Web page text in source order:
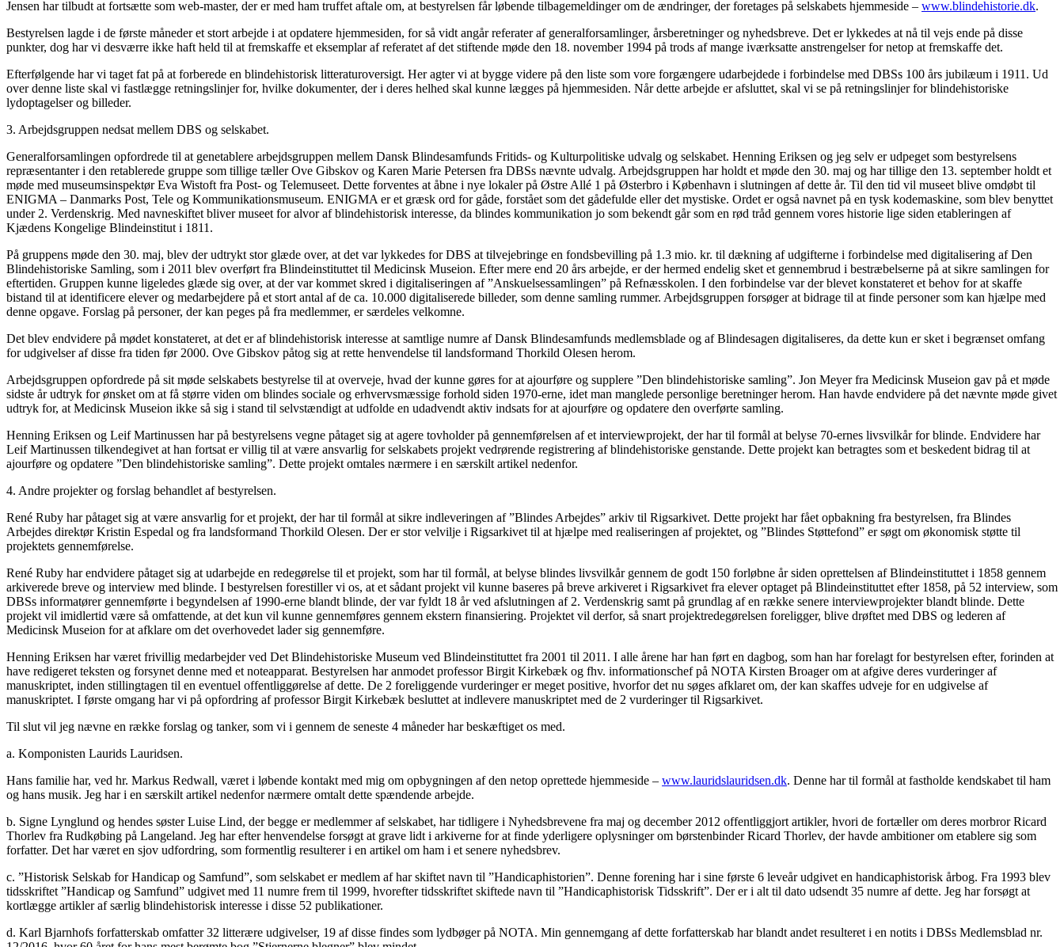
Jensen har tilbudt at fortsætte som web-master, der er med ham truffet aftale om, at bestyrelsen får løbende tilbagemeldinger om de ændringer, der foretages på selskabets hjemmeside – www.blindehistorie.dk.
Bestyrelsen lagde i de første måneder et stort arbejde i at opdatere hjemmesiden, for så vidt angår referater af generalforsamlinger, årsberetninger og nyhedsbreve. Det er lykkedes at nå til vejs ende på disse
punkter, dog har vi desværre ikke haft held til at fremskaffe et eksemplar af referatet af det stiftende møde den 18. november 1994 på trods af mange iværksatte anstrengelser for netop at fremskaffe det.
Efterfølgende har vi taget fat på at forberede en blindehistorisk litteraturoversigt. Her agter vi at bygge videre på den liste som vore forgængere udarbejdede i forbindelse med DBSs 100 års jubilæum i 1911. Ud
over denne liste skal vi fastlægge retningslinjer for, hvilke dokumenter, der i deres helhed skal kunne lægges på hjemmesiden. Når dette arbejde er afsluttet, skal vi se på retningslinjer for blindehistoriske
lydoptagelser og billeder.
3. Arbejdsgruppen nedsat mellem DBS og selskabet.
Generalforsamlingen opfordrede til at genetablere arbejdsgruppen mellem Dansk Blindesamfunds Fritids- og Kulturpolitiske udvalg og selskabet. Henning Eriksen og jeg selv er udpeget som bestyrelsens
repræsentanter i den retablerede gruppe som tillige tæller Ove Gibskov og Karen Marie Petersen fra DBSs nævnte udvalg. Arbejdsgruppen har holdt et møde den 30. maj og har tillige den 13. september holdt et
møde med museumsinspektør Eva Wistoft fra Post- og Telemuseet. Dette forventes at åbne i nye lokaler på Østre Allé 1 på Østerbro i København i slutningen af dette år. Til den tid vil museet blive omdøbt til
ENIGMA – Danmarks Post, Tele og Kommunikationsmuseum. ENIGMA er et græsk ord for gåde, forstået som det gådefulde eller det mystiske. Ordet er også navnet på en tysk kodemaskine, som blev benyttet
under 2. Verdenskrig. Med navneskiftet bliver museet for alvor af blindehistorisk interesse, da blindes kommunikation jo som bekendt går som en rød tråd gennem vores historie lige siden etableringen af
Kjædens Kongelige Blindeinstitut i 1811.
På gruppens møde den 30. maj, blev der udtrykt stor glæde over, at det var lykkedes for DBS at tilvejebringe en fondsbevilling på 1.3 mio. kr. til dækning af udgifterne i forbindelse med digitalisering af Den
Blindehistoriske Samling, som i 2011 blev overført fra Blindeinstituttet til Medicinsk Museion. Efter mere end 20 års arbejde, er der hermed endelig sket et gennembrud i bestræbelserne på at sikre samlingen for
eftertiden. Gruppen kunne ligeledes glæde sig over, at der var kommet skred i digitaliseringen af ”Anskuelsessamlingen” på Refnæsskolen. I den forbindelse var der blevet konstateret et behov for at skaffe
bistand til at identificere elever og medarbejdere på et stort antal af de ca. 10.000 digitaliserede billeder, som denne samling rummer. Arbejdsgruppen forsøger at bidrage til at finde personer som kan hjælpe med
denne opgave. Forslag på personer, der kan peges på fra medlemmer, er særdeles velkomne.
Det blev endvidere på mødet konstateret, at det er af blindehistorisk interesse at samtlige numre af Dansk Blindesamfunds medlemsblade og af Blindesagen digitaliseres, da dette kun er sket i begrænset omfang
for udgivelser af disse fra tiden før 2000. Ove Gibskov påtog sig at rette henvendelse til landsformand Thorkild Olesen herom.
Arbejdsgruppen opfordrede på sit møde selskabets bestyrelse til at overveje, hvad der kunne gøres for at ajourføre og supplere ”Den blindehistoriske samling”. Jon Meyer fra Medicinsk Museion gav på et møde
sidste år udtryk for ønsket om at få større viden om blindes sociale og erhvervsmæssige forhold siden 1970-erne, idet man manglede personlige beretninger herom. Han havde endvidere på det nævnte møde givet
udtryk for, at Medicinsk Museion ikke så sig i stand til selvstændigt at udfolde en udadvendt aktiv indsats for at ajourføre og opdatere den overførte samling.
Henning Eriksen og Leif Martinussen har på bestyrelsens vegne påtaget sig at agere tovholder på gennemførelsen af et interviewprojekt, der har til formål at belyse 70-ernes livsvilkår for blinde. Endvidere har
Leif Martinussen tilkendegivet at han fortsat er villig til at være ansvarlig for selskabets projekt vedrørende registrering af blindehistoriske genstande. Dette projekt kan betragtes som et beskedent bidrag til at
ajourføre og opdatere ”Den blindehistoriske samling”. Dette projekt omtales nærmere i en særskilt artikel nedenfor.
4. Andre projekter og forslag behandlet af bestyrelsen.
René Ruby har påtaget sig at være ansvarlig for et projekt, der har til formål at sikre indleveringen af ”Blindes Arbejdes” arkiv til Rigsarkivet. Dette projekt har fået opbakning fra bestyrelsen, fra Blindes
Arbejdes direktør Kristin Espedal og fra landsformand Thorkild Olesen. Der er stor velvilje i Rigsarkivet til at hjælpe med realiseringen af projektet, og ”Blindes Støttefond” er søgt om økonomisk støtte til
projektets gennemførelse.
René Ruby har endvidere påtaget sig at udarbejde en redegørelse til et projekt, som har til formål, at belyse blindes livsvilkår gennem de godt 150 forløbne år siden oprettelsen af Blindeinstituttet i 1858 gennem
arkiverede breve og interview med blinde. I bestyrelsen forestiller vi os, at et sådant projekt vil kunne baseres på breve arkiveret i Rigsarkivet fra elever optaget på Blindeinstituttet efter 1858, på 52 interview, som
DBSs informatører gennemførte i begyndelsen af 1990-erne blandt blinde, der var fyldt 18 år ved afslutningen af 2. Verdenskrig samt på grundlag af en række senere interviewprojekter blandt blinde. Dette
projekt vil imidlertid være så omfattende, at det kun vil kunne gennemføres gennem ekstern finansiering. Projektet vil derfor, så snart projektredegørelsen foreligger, blive drøftet med DBS og lederen af
Medicinsk Museion for at afklare om det overhovedet lader sig gennemføre.
Henning Eriksen har været frivillig medarbejder ved Det Blindehistoriske Museum ved Blindeinstituttet fra 2001 til 2011. I alle årene har han ført en dagbog, som han har forelagt for bestyrelsen efter, forinden at
have redigeret teksten og forsynet denne med et noteapparat. Bestyrelsen har anmodet professor Birgit Kirkebæk og fhv. informationschef på NOTA Kirsten Broager om at afgive deres vurderinger af
manuskriptet, inden stillingtagen til en eventuel offentliggørelse af dette. De 2 foreliggende vurderinger er meget positive, hvorfor det nu søges afklaret om, der kan skaffes udveje for en udgivelse af
manuskriptet. I første omgang har vi på opfordring af professor Birgit Kirkebæk besluttet at indlevere manuskriptet med de 2 vurderinger til Rigsarkivet.
Til slut vil jeg nævne en række forslag og tanker, som vi i gennem de seneste 4 måneder har beskæftiget os med.
a. Komponisten Laurids Lauridsen.
Hans familie har, ved hr. Markus Redwall, været i løbende kontakt med mig om opbygningen af den netop oprettede hjemmeside – www.lauridslauridsen.dk. Denne har til formål at fastholde kendskabet til ham
og hans musik. Jeg har i en særskilt artikel nedenfor nærmere omtalt dette spændende arbejde.
b. Signe Lynglund og hendes søster Luise Lind, der begge er medlemmer af selskabet, har tidligere i Nyhedsbrevene fra maj og december 2012 offentliggjort artikler, hvori de fortæller om deres morbror Ricard
Thorlev fra Rudkøbing på Langeland. Jeg har efter henvendelse forsøgt at grave lidt i arkiverne for at finde yderligere oplysninger om børstenbinder Ricard Thorlev, der havde ambitioner om etablere sig som
forfatter. Det har været en sjov udfordring, som formentlig resulterer i en artikel om ham i et senere nyhedsbrev.
c. ”Historisk Selskab for Handicap og Samfund”, som selskabet er medlem af har skiftet navn til ”Handicaphistorien”. Denne forening har i sine første 6 leveår udgivet en handicaphistorisk årbog. Fra 1993 blev
tidsskriftet ”Handicap og Samfund” udgivet med 11 numre frem til 1999, hvorefter tidsskriftet skiftede navn til ”Handicaphistorisk Tidsskrift”. Der er i alt til dato udsendt 35 numre af dette. Jeg har forsøgt at
kortlægge artikler af særlig blindehistorisk interesse i disse 52 publikationer.
d. Karl Bjarnhofs forfatterskab omfatter 32 litterære udgivelser, 19 af disse findes som lydbøger på NOTA. Min gennemgang af dette forfatterskab har blandt andet resulteret i en notits i DBSs Medlemsblad nr.